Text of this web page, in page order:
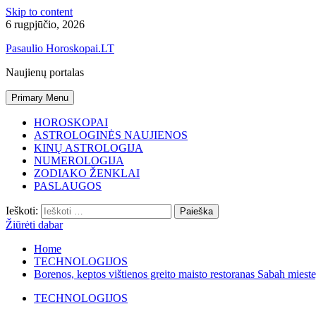
Skip to content
6 rugpjūčio, 2026
Pasaulio Horoskopai.LT
Naujienų portalas
Primary Menu
HOROSKOPAI
ASTROLOGINĖS NAUJIENOS
KINŲ ASTROLOGIJA
NUMEROLOGIJA
ZODIAKO ŽENKLAI
PASLAUGOS
Ieškoti:
Žiūrėti dabar
Home
TECHNOLOGIJOS
Borenos, keptos vištienos greito maisto restoranas Sabah
TECHNOLOGIJOS